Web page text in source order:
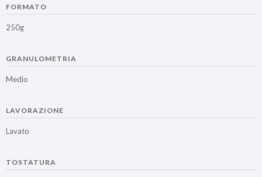
FORMATO
250g
GRANULOMETRIA
Medio
LAVORAZIONE
Lavato
TOSTATURA